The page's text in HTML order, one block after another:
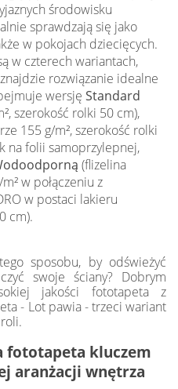
środowisku
sprawdzają się jako
w pokojach dziecięcych.
w czterech wariantach,
rozwiązanie idealne
wersję Standard
szerokość rolki 50 cm),
155 g/m², szerokość rolki
na folii samoprzylepnej,
(flizelina
w połączeniu z
w postaci lakieru
cm).
sposobu, by odświeżyć
swoje ściany? Dobrym
jakości fototapeta z
- Lot pawia - trzeci wariant
fototapeta kluczem
aranżacji wnętrza